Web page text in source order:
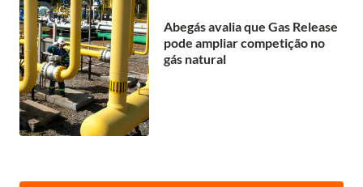
Abegás avalia que Gas Release
pode ampliar competição no
gás natural